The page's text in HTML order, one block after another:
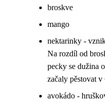
broskve
mango
nektarinky -
Na rozdíl od
pecky se dužina
začaly pěstovat
avokádo -